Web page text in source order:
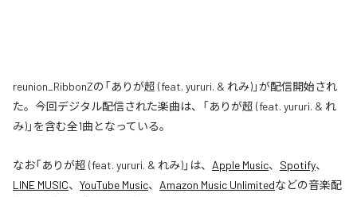
reunion_RibbonZの「ありが超 (feat. yururi. & れみ)」が配信開始され
た。今回デジタル配信された楽曲は、「ありが超 (feat. yururi. & れ
み)」を含む全1曲となっている。
なお「ありが超 (feat. yururi. & れみ)」は、 Apple Music、 Spotify、
LINE MUSIC、 YouTube Music、 Amazon Music Unlimitedなどの音楽配